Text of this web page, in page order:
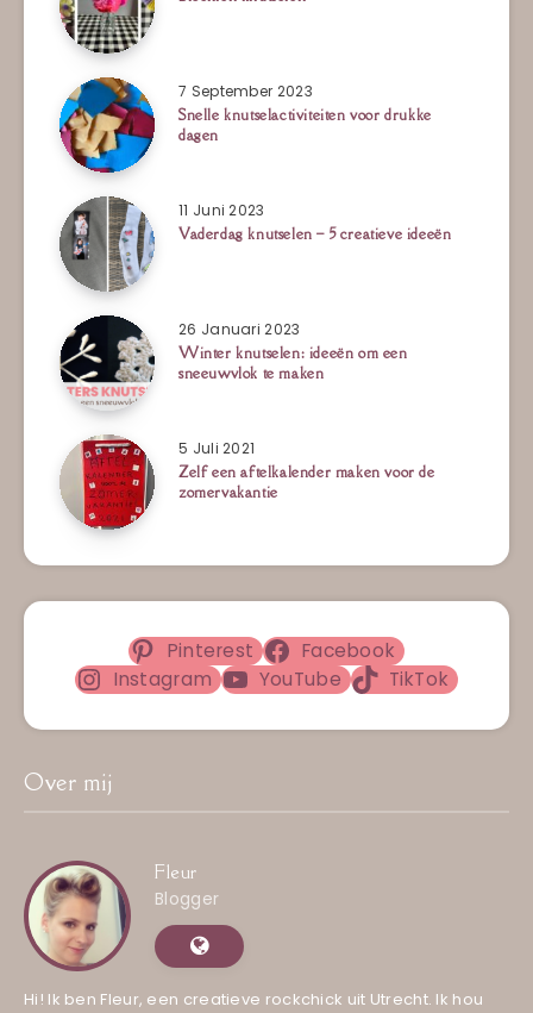
7 September 2023
Snelle knutselactiviteiten voor drukke
dagen
11 Juni 2023
Vaderdag knutselen – 5 creatieve ideeën
26 Januari 2023
Winter knutselen: ideeën om een
sneeuwvlok te maken
5 Juli 2021
Zelf een aftelkalender maken voor de
zomervakantie
Pinterest
Facebook
Instagram
YouTube TikTok
Over mij
Fleur
Blogger
Hi! Ik ben Fleur, een creatieve rockchick uit Utrecht. Ik hou